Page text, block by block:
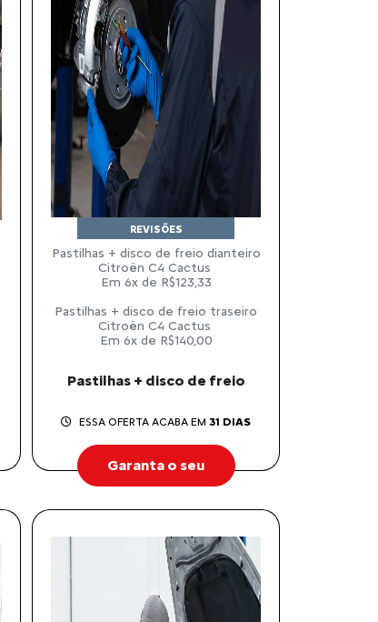
Pastilhas + disco de freio
REVISÕES
Pastilhas + disco de freio dianteiro
Citroën C4 Cactus
Em 6x de R$123,33
Pastilhas + disco de freio traseiro
Citroën C4 Cactus
Em 6x de R$140,00
ESSA OFERTA ACABA EM 31 DIAS
Garanta o seu